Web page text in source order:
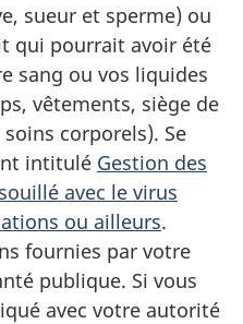
sueur et sperme) ou
qui pourrait avoir été
sang ou vos liquides
vêtements, siège de
corporels). Se
intitulé Gestion des
avec le virus
ou ailleurs.
fournies par votre
publique. Si vous
avec votre autorité